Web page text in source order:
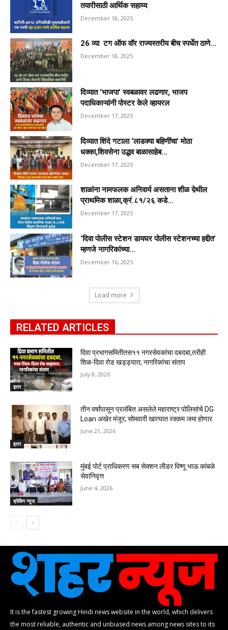
तयारीसाठी आर्थिक सहाय्य
December 18, 2025
26 व्या टग ऑफ वॉर राज्यस्तरीय बीच स्पर्धेत ठाणे...
December 18, 2025
दिव्यात ‘भाजपा’ स्वबळावर लढणार, भाजप
पदाधिकाऱ्यांनी पोस्टर केले व्हायरल
December 17, 2025
दिव्यात शिंदे गटाला ‘लाडक्या बहिणींचा’ मोठा
धक्का,शिवसेना उद्धव बाळासाहेब...
December 17, 2025
शाळांना नामफलक अनिवार्य असताना शीळ य़ेथील
प्राथमिक शाळा,क्रं.८१/२६ कडे...
December 17, 2025
‘दिवा पोलीस स्टेशन डायघर पोलीस स्टेशनच्या हद्दीत’
म्हणजे नागरिकांच्या...
December 16, 2025
Load more
RELATED ARTICLES
इतर
दिवा प्रभागसमितीतस११ नगरसेवकांचा दबदबा,तरीही
शिळ-दिवा रोड खड्ड्यात; नागरिकांचा संताप
July 8, 2026
इतर
तीन वर्षांपासून प्रलंबित असलेले महाराष्ट्र पोलिसांचे DG
Loan अखेर मंजूर; सोमवारी खात्यात रक्कम जमा होणार
June 21, 2026
ब्रेकिंग न्यूज
मुंबई पोर्ट प्राधिकरण सब सेक्शन लीडर विष्णू भाऊ कांबळे
सेवानिवृत्त
June 4, 2026
It is the fastest growing Hindi news website in the world, which delivers
the most reliable, authentic and unbiased news among news sites to its